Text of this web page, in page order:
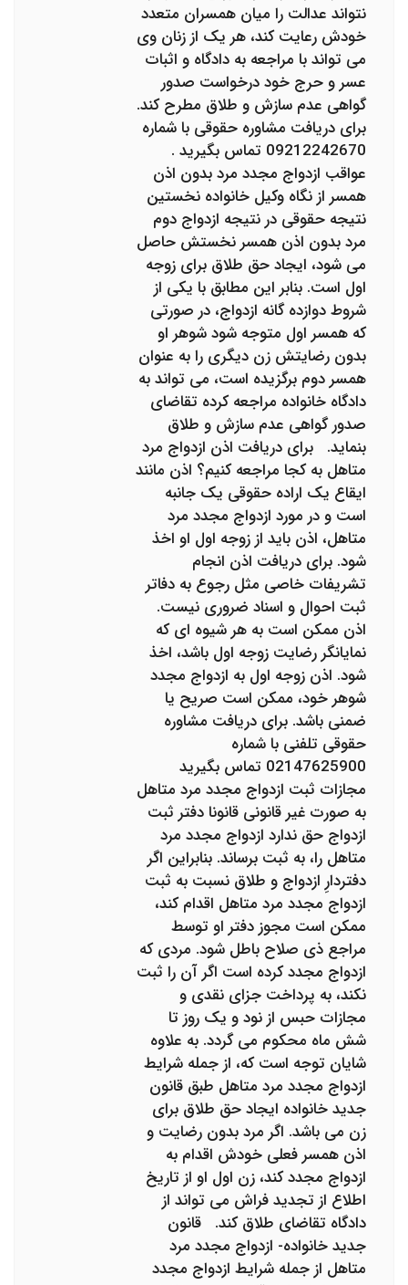
نتواند عدالت را میان همسران متعدد
خودش رعایت کند، هر یک از زنان وی
می تواند با مراجعه به دادگاه و اثبات
عسر و حرج خود درخواست صدور
گواهی عدم سازش و طلاق مطرح کند.
برای دریافت مشاوره حقوقی با شماره
09212242670 تماس بگیرید .
عواقب ازدواج مجدد مرد بدون اذن
همسر از نگاه وکیل خانواده نخستین
نتیجه حقوقی در نتیجه ازدواج دوم
مرد بدون اذن همسر نخستش حاصل
می شود، ایجاد حق طلاق برای زوجه
اول است. بنابر این مطابق با یکی از
شروط دوازده گانه ازدواج، در صورتی
که همسر اول متوجه شود شوهر او
بدون رضایتش زن دیگری را به عنوان
همسر دوم برگزیده است، می تواند به
دادگاه خانواده مراجعه کرده تقاضای
صدور گواهی عدم سازش و طلاق
بنماید. برای دریافت اذن ازدواج مرد
متاهل به کجا مراجعه کنیم؟ اذن مانند
ایقاع یک اراده حقوقی یک جانبه
است و در مورد ازدواج مجدد مرد
متاهل، اذن باید از زوجه اول او اخذ
شود. برای دریافت اذن انجام
تشریفات خاصی مثل رجوع به دفاتر
ثبت احوال و اسناد ضروری نیست.
اذن ممکن است به هر شیوه ای که
نمایانگر رضایت زوجه اول باشد، اخذ
شود. اذن زوجه اول به ازدواج مجدد
شوهر خود، ممکن است صریح یا
ضمنی باشد. برای دریافت مشاوره
حقوقی تلفنی با شماره
02147625900 تماس بگیرید
مجازات ثبت ازدواج مجدد مرد متاهل
به صورت غیر قانونی قانونا دفتر ثبت
ازدواج حق ندارد ازدواج مجدد مرد
متاهل را، به ثبت برساند. بنابراین اگر
دفتردارِ ازدواج و طلاق نسبت به ثبت
ازدواج مجدد مرد متاهل اقدام کند،
ممکن است مجوز دفتر او توسط
مراجع ذی صلاح باطل شود. مردی که
ازدواج مجدد کرده است اگر آن را ثبت
نکند، به پرداخت جزای نقدی و
مجازات حبس از نود و یک روز تا
شش ماه محکوم می گردد. به علاوه
شایان توجه است که، از جمله شرایط
ازدواج مجدد مرد متاهل طبق قانون
جدید خانواده ایجاد حق طلاق برای
زن می باشد. اگر مرد بدون رضایت و
اذن همسر فعلی خودش اقدام به
ازدواج مجدد کند، زن اول او از تاریخ
اطلاع از تجدید فراش می تواند از
دادگاه تقاضای طلاق کند. قانون
جدید خانواده- ازدواج مجدد مرد
متاهل از جمله شرایط ازدواج مجدد